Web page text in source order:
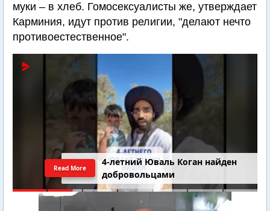
муки – в хлеб. Гомосексуалисты же, утверждает
Карминия, идут против религии, "делают нечто
противоестественное".
4-летний Юваль Коган найден
добровольцами
Read More